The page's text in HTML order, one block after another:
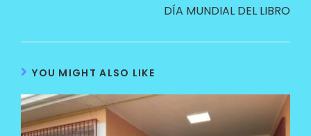
DÍA MUNDIAL DEL LIBRO
YOU MIGHT ALSO LIKE